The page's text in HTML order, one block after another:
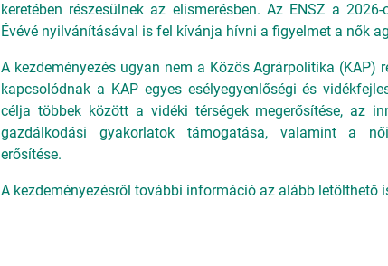
keretében részesülnek az elismerésben. Az ENSZ a
Évévé nyilvánításával is fel kívánja hívni a figyelmet a nők
A kezdeményezés ugyan nem a Közös Agrárpolitika (KAP)
kapcsolódnak a KAP egyes esélyegyenlőségi és
célja többek között a vidéki térségek megerősítése, az
gazdálkodási gyakorlatok támogatása, valamint a
erősítése.
A kezdeményezésről további információ az alább letölthető